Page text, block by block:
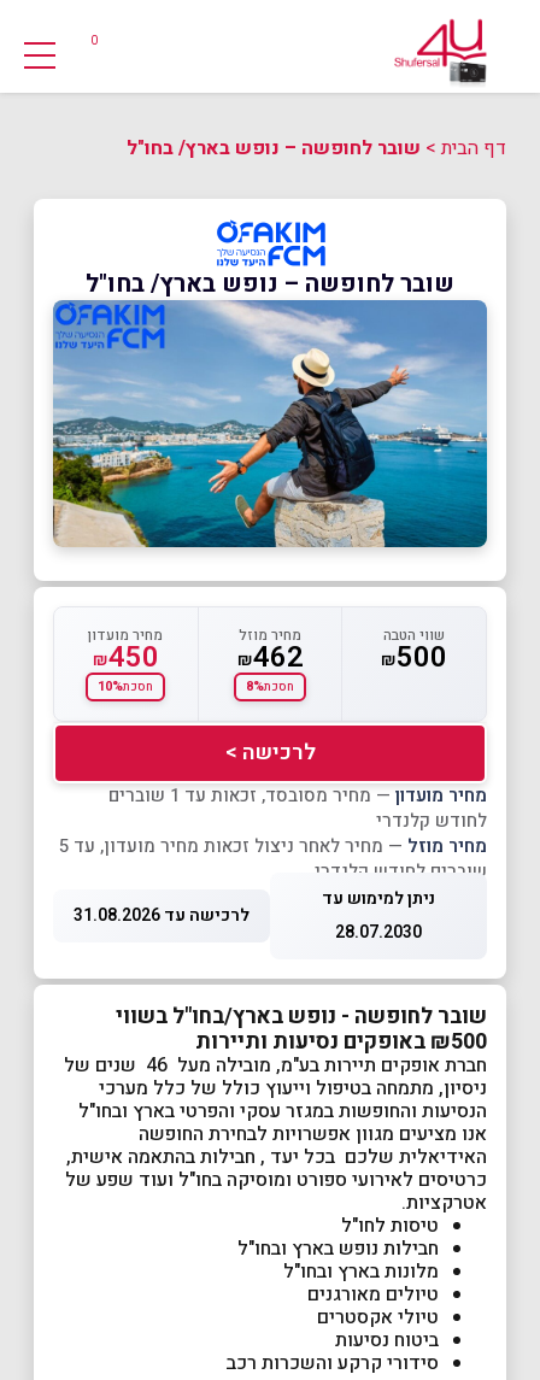
0
דף הבית> שובר לחופשה – נופש בארץ/ בחו"ל
שובר לחופשה – נופש בארץ/ בחו"ל
שווי הטבה
₪500
מחיר מוזל
₪462
חסכת8%
מחיר מועדון
₪450
חסכת10%
לרכישה >
מחיר מועדון
— מחיר מסובסד, זכאות עד 1 שוברים
לחודש קלנדרי
מחיר מוזל
— מחיר לאחר ניצול זכאות מחיר מועדון, עד 5
שוברים לחודש קלנדרי
ניתן למימוש עד
28.07.2030
לרכישה עד 31.08.2026
שובר לחופשה - נופש בארץ/בחו"ל בשווי
₪500 באופקים נסיעות ותיירות
חברת אופקים תיירות בע"מ, מובילה מעל 46 שנים של
ניסיון, מתמחה בטיפול וייעוץ כולל של כלל מערכי
הנסיעות והחופשות במגזר עסקי והפרטי בארץ ובחו"ל
אנו מציעים מגוון אפשרויות לבחירת החופשה
האידיאלית שלכם בכל יעד , חבילות בהתאמה אישית,
כרטיסים לאירועי ספורט ומוסיקה בחו"ל ועוד שפע של
אטרקציות.
טיסות לחו"ל
חבילות נופש בארץ ובחו"ל
מלונות בארץ ובחו"ל
טיולים מאורגנים
טיולי אקסטרים
ביטוח נסיעות
סידורי קרקע והשכרות רכב